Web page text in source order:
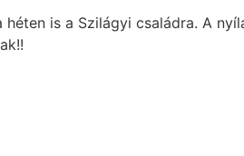
is a Szilágyi családra. A